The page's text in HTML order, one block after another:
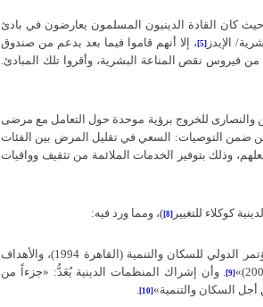
كان القادة الدينيون المسلمون يعارضون في بادئ
/ الإيدز [5]
، إلا أنهم قاموا فيما بعد بدعم من صندوق
من فيروس نقص المناعة البشرية، وأقروا تلك المبادئ
والنصارى للخروج برؤية موحدة حول التعامل مع مرضى
من ضمن التوصيات: السعي في تقليل المرض بين الفئات
وذلك بتوفير الخدمات الملائمة من تثقيف وواقيات
كوكلاء للتغيير [8]
)، ومما ورد فيه:
الدولي للسكان والتنمية ( القاهرة
، والأهداف
[9]
.وأن إشراك المنظمات الدينية يُعَدُّ: «جزءاً من
أجل السكان والتنمية»
[10]